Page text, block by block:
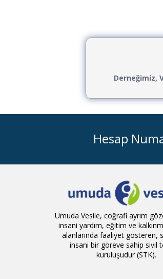
Derneğimiz,
Hesap
Umuda Vesile, coğrafi ayrım
insani yardım, eğitim ve
alanlarında faaliyet gösteren,
insani bir göreve sahip sivil
kuruluşudur (STK).